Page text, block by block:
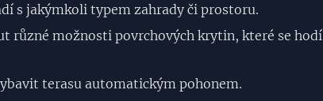
s jakýmkoli typem zahrady či prostoru.
různé možnosti povrchových krytin, které se hodí
terasu automatickým pohonem.